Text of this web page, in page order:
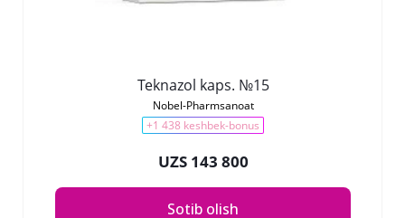
Teknazol kaps. №15
Nobel-Pharmsanoat
+1 438 keshbek-bonus
UZS 143 800
Sotib olish